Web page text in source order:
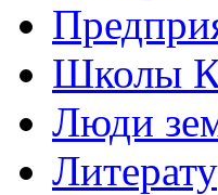
Школы
Люди